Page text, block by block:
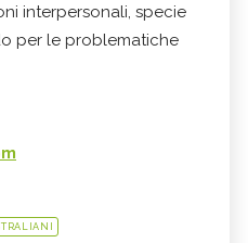
interpersonali, specie
per le problematiche